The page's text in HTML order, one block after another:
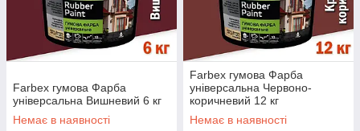
Farbex гумова Фарба
універсальна Вишневий 6 кг
Немає в наявності
Farbex гумова Фарба
універсальна Червоно-
коричневий 12 кг
Немає в наявності